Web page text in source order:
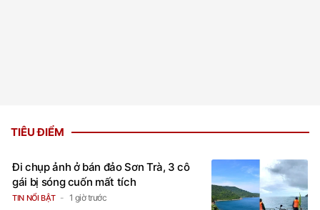
TIÊU ĐIỂM
Đi chụp ảnh ở bán đảo Sơn Trà, 3 cô
gái bị sóng cuốn mất tích
TIN NỔI BẬT 1 giờ trước